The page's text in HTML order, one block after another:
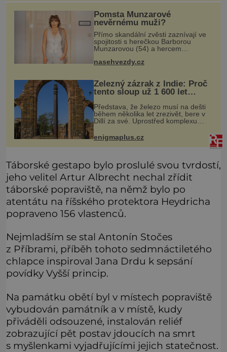
Pomsta Munzarové
nevěrnému muži?
Přímo skandální zvěsti zaznívají ve
spojitosti s herečkou Barborou
Munzarovou (54) a hercem
Munzarová měla být totiž viděna s
nasehvezdy.cz
Železný zázrak z Indie: Proč
tento sloup už 1 600 let
nezná rez?
Představa, že železo musí na dešti
během několika let zrezivět, bere v
Dillí za své. Uprostřed komplexu
Qutb stojí více než sedm metrů
vysoký železný sloup, který už
přibližně 1 600 let odolává počasí
enigmaplus.cz
Táborské gestapo bylo proslulé svou tvrdostí,
jeho velitel Artur Albrecht nechal zřídit
táborské popraviště, na němž bylo po
atentátu na říšského protektora Heydricha
popraveno 156 vlastenců.
Nejmladším se stal Antonín Stočes
z Příbrami, příběh tohoto sedmnáctiletého
chlapce inspiroval Jana Drdu k sepsání
povídky Vyšší princip.
Na památku obětí byl v místech popraviště
vybudován památník a v místě, kudy
přiváděli odsouzené, instalován reliéf
zobrazující pět postav jdoucích na smrt
s myšlenkami vyjadřujícími jejich statečnost.